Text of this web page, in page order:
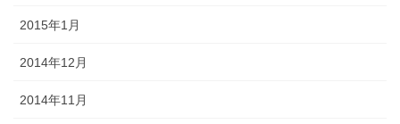
2015年1月
2014年12月
2014年11月